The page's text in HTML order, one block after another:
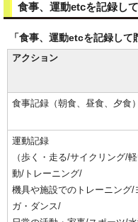
食事、運動etcを記録し
「食事、運動etcを記録し
アクション
食事記録（朝食、昼食、夕食）
運動記録
（歩く・走る/サイクリング/
動/トレーニング/
機具や施設でのトレーニング/
ガ・ダンス/